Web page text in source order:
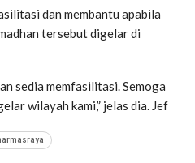
dan membantu apabila
tersebut digelar di
sedia memfasilitasi. Semoga
wilayah kami,” jelas dia. Jef